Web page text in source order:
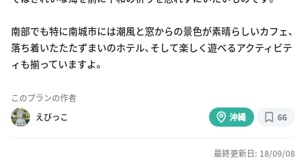
南部でも特に南城市には潮風と窓からの景色が素晴らしいカフェ、
落ち着いたたたずまいのホテル、そして楽しく遊べるアクティビテ
ィも揃っていますよ。
このプランの作者
えびっこ
沖縄 66
最終更新日: 18/09/08